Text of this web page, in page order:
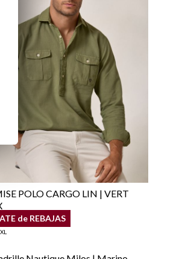
POLO CARGO LIN | VERT
/ 39,95 €
de REBAJAS